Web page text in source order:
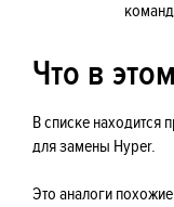
Что в
В списке
для замены Hyper.
Это аналоги